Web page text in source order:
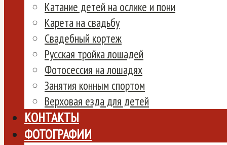
Катание детей на ослике и пони
Карета на свадьбу
Свадебный кортеж
Русская тройка лошадей
Фотосессия на лошадях
Занятия конным спортом
Верховая езда для детей
КОНТАКТЫ
ФОТОГРАФИИ